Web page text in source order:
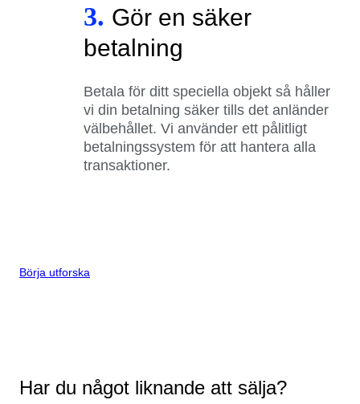
3. Gör en säker
betalning
Betala för ditt speciella objekt så håller
vi din betalning säker tills det anländer
välbehållet. Vi använder ett pålitligt
betalningssystem för att hantera alla
transaktioner.
Börja utforska
Har du något liknande att sälja?